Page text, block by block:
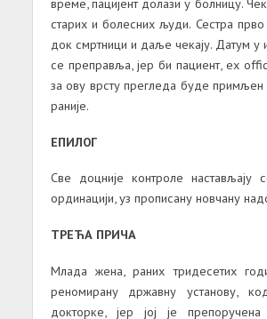
старих и болесних људи. Сестра
док смртници и даље чекају. Датум у
се преправља, јер би пациент, ex
за ову врсту прегледа буде
раније.
ЕПИЛОГ
Све доцније контроле настављају
ординацији, уз прописану новчану
ТРЕЋА ПРИЧА
Млада жена, раних тридесетих
реномирану државну установу,
докторке, јер јој је препоручена